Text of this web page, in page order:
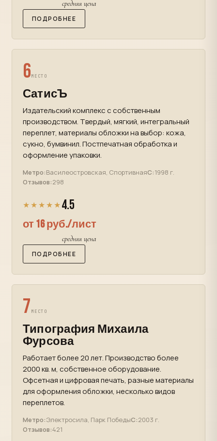
средняя цена
ПОДРОБНЕЕ
6МЕСТО
СатисЪ
Издательский комплекс с собственным
производством. Твердый, мягкий, интегральный
переплет, материалы обложки на выбор: кожа,
сукно, бумвинил. Постпечатная обработка и
оформление упаковки.
Метро:Василеостровская, СпортивнаяС:1998 г.
Отзывов:298
★★★★★ 4.5
от 16 руб./лист
средняя цена
ПОДРОБНЕЕ
7 МЕСТО
Типография Михаила
Фурсова
Работает более 20 лет. Производство более
2000 кв. м, собственное оборудование.
Офсетная и цифровая печать, разные материалы
для оформления обложки, несколько видов
переплетов.
Метро:Электросила, Парк ПобедыС:2003 г.
Отзывов:421